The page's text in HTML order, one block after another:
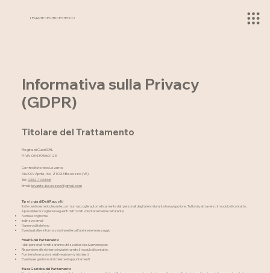
LEVANTE CENTRO ESTETICO
Informativa sulla Privacy
(GDPR)
Titolare del Trattamento
Regina di Cuori SRL
P.IVA: 03439560123
Centro Estetico Levante
Via XXV Aprile, 6c, 21023 Besozzo (VA)
Tel: 0332 706166
Email: levante.besozzo@gmail.com
Tipologia di Dati Raccolti
Il sito centroesteticolevante.com non raccoglie automaticamente dati personali degli utenti durante la navigazione. Tuttavia, attraverso il modulo di contatto,
è possibile raccogliere i seguenti dati forniti volontariamente dall'utente:
Nome e cognome
Indirizzo email
Numero di telefono
Eventuali altre informazioni inserite dall'utente nel messaggio
Finalità del Trattamento
I dati personali forniti saranno utilizzati esclusivamente per:
Rispondere alle richieste inviate tramite il modulo di contatto.
Fornire informazioni relative ai servizi richiesti.
Eventuale gestione di richieste di appuntamenti.
Base Giuridica del Trattamento